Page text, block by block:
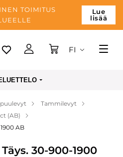
TOIMITUS
Lue
lisää
FI
Tammilevyt
(AB)
AB
30-900-1900